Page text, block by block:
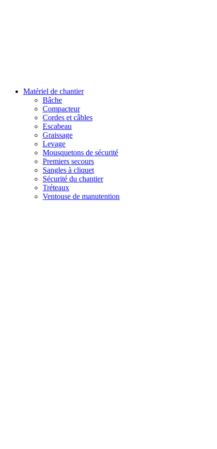
Matériel de chantier
Bâche
Compacteur
Cordes et câbles
Escabeau
Graissage
Levage
Mousquetons de sécurité
Premiers secours
Sangles à cliquet
Sécurité du chantier
Tréteaux
Ventouse de manutention